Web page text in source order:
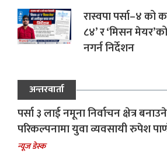
रास्वपा पर्सा–४ को
८४’ र ‘मिसन
नगर्न निर्देशन
अन्तरवार्ता
पर्सा ३ लाई नमूना निर्वाचन क्षेत्र बनाउने
परिकल्पनामा युवा व्यवसायी रुपेश
न्यूज डेस्क